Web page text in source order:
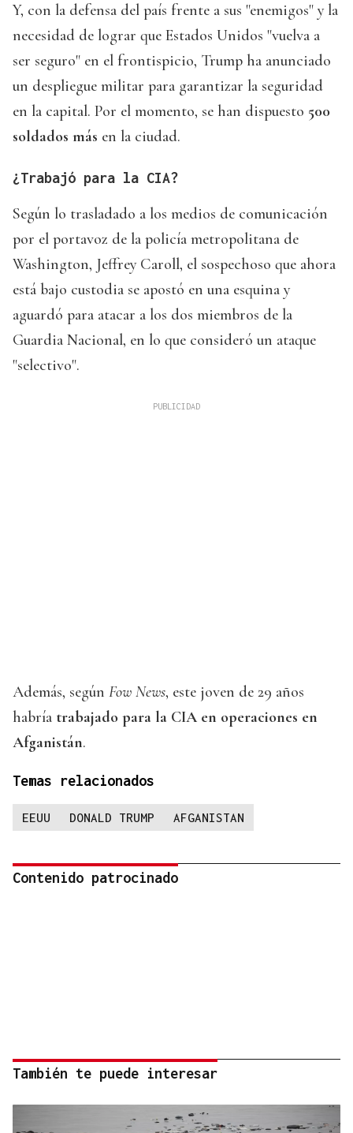
Y, con la defensa del país frente a sus "enemigos" y la
necesidad de lograr que Estados Unidos "vuelva a
ser seguro" en el frontispicio, Trump ha anunciado
un despliegue militar para garantizar la seguridad
en la capital. Por el momento, se han dispuesto 500
soldados más en la ciudad.
¿Trabajó para la CIA?
Según lo trasladado a los medios de comunicación
por el portavoz de la policía metropolitana de
Washington, Jeffrey Caroll, el sospechoso que ahora
está bajo custodia se apostó en una esquina y
aguardó para atacar a los dos miembros de la
Guardia Nacional, en lo que consideró un ataque
"selectivo".
Además, según Fow News, este joven de 29 años
habría trabajado para la CIA en operaciones en
Afganistán.
Temas relacionados
EEUU DONALD TRUMP AFGANISTAN
Contenido patrocinado
También te puede interesar